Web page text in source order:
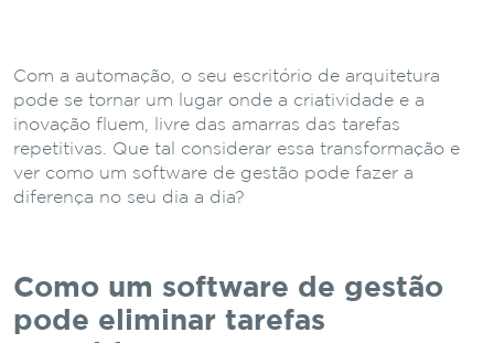
Com a automação, o seu escritório de arquitetura
pode se tornar um lugar onde a criatividade e a
inovação fluem, livre das amarras das tarefas
repetitivas. Que tal considerar essa transformação e
ver como um software de gestão pode fazer a
diferença no seu dia a dia?
Como um software de gestão
pode eliminar tarefas